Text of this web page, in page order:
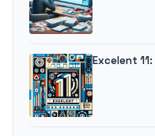
Excelent